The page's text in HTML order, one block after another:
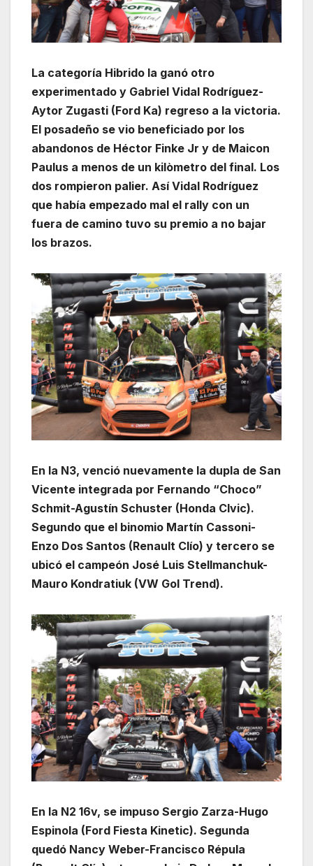
La categoría Hibrido la ganó otro
experimentado y Gabriel Vidal Rodríguez-
Aytor Zugasti (Ford Ka) regreso a la victoria.
El posadeño se vio beneficiado por los
abandonos de Héctor Finke Jr y de Maicon
Paulus a menos de un kilòmetro del final. Los
dos rompieron palier. Así Vidal Rodríguez
que había empezado mal el rally con un
fuera de camino tuvo su premio a no bajar
los brazos.
En la N3, venció nuevamente la dupla de San
Vicente integrada por Fernando “Choco”
Schmit-Agustín Schuster (Honda CIvic).
Segundo que el binomio Martín Cassoni-
Enzo Dos Santos (Renault Clío) y tercero se
ubicó el campeón José Luis Stellmanchuk-
Mauro Kondratiuk (VW Gol Trend).
En la N2 16v, se impuso Sergio Zarza-Hugo
Espinola (Ford Fiesta Kinetic). Segunda
quedó Nancy Weber-Francisco Répula